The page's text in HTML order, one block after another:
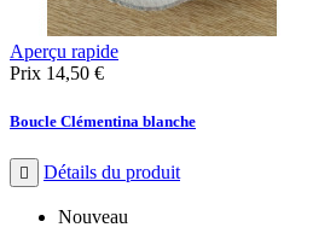
Aperçu rapide
Prix 14,50 €
Boucle Clémentina blanche
 Détails du produit
Nouveau